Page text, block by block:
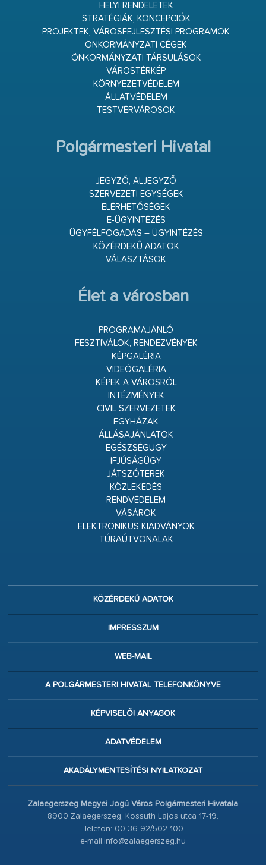
HELYI RENDELETEK
STRATÉGIÁK, KONCEPCIÓK
PROJEKTEK, VÁROSFEJLESZTÉSI PROGRAMOK
ÖNKORMÁNYZATI CÉGEK
ÖNKORMÁNYZATI TÁRSULÁSOK
VÁROSTÉRKÉP
KÖRNYEZETVÉDELEM
ÁLLATVÉDELEM
TESTVÉRVÁROSOK
Polgármesteri Hivatal
JEGYZŐ, ALJEGYZŐ
SZERVEZETI EGYSÉGEK
ELÉRHETŐSÉGEK
E-ÜGYINTÉZÉS
ÜGYFÉLFOGADÁS – ÜGYINTÉZÉS
KÖZÉRDEKŰ ADATOK
VÁLASZTÁSOK
Élet a városban
PROGRAMAJÁNLÓ
FESZTIVÁLOK, RENDEZVÉNYEK
KÉPGALÉRIA
VIDEÓGALÉRIA
KÉPEK A VÁROSRÓL
INTÉZMÉNYEK
CIVIL SZERVEZETEK
EGYHÁZAK
ÁLLÁSAJÁNLATOK
EGÉSZSÉGÜGY
IFJÚSÁGÜGY
JÁTSZÓTEREK
KÖZLEKEDÉS
RENDVÉDELEM
VÁSÁROK
ELEKTRONIKUS KIADVÁNYOK
TÚRAÚTVONALAK
KÖZÉRDEKŰ ADATOK
IMPRESSZUM
WEB-MAIL
A POLGÁRMESTERI HIVATAL TELEFONKÖNYVE
KÉPVISELŐI ANYAGOK
ADATVÉDELEM
AKADÁLYMENTESÍTÉSI NYILATKOZAT
Zalaegerszeg Megyei Jogú Város Polgármesteri Hivatala
8900 Zalaegerszeg, Kossuth Lajos utca 17-19.
Telefon: 00 36 92/502-100
e-mail:info@zalaegerszeg.hu